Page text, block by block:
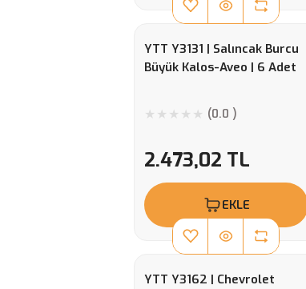
YTT Y3131 | Salıncak Burcu
Büyük Kalos-Aveo | 6 Adet
(0.0 )
2.473,02 TL
EKLE
YTT Y3162 | Chevrolet